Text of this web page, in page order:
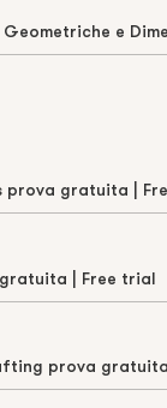
prova gratuita |
| Free trial
prova